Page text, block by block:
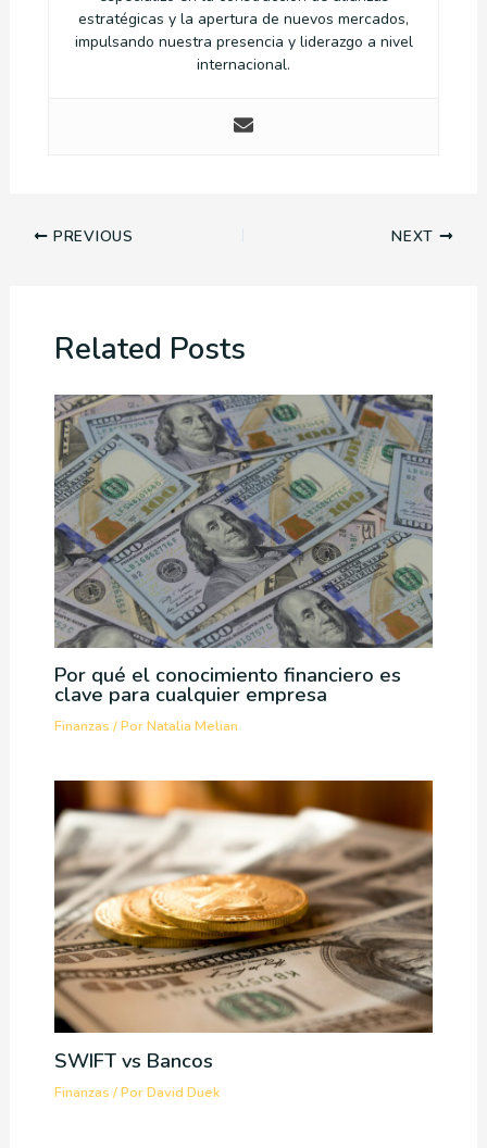
estratégicas y la apertura de nuevos mercados,
impulsando nuestra presencia y liderazgo a nivel
internacional.
PREVIOUS NEXT
Related Posts
Por qué el conocimiento financiero es
clave para cualquier empresa
Finanzas / PorNatalia Melian
SWIFT vs Bancos
Finanzas / PorDavid Duek